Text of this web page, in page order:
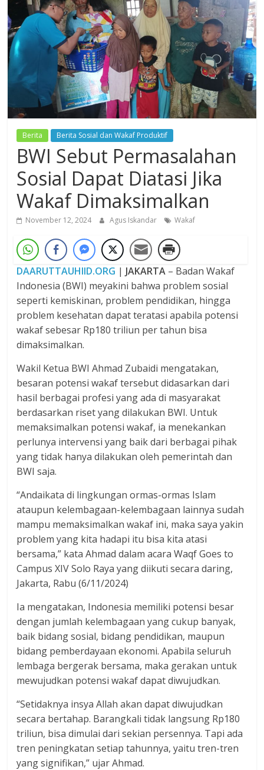
Dzikir,
Fikir,
Ikhtiar
Berita Berita Sosial dan Wakaf Produktif
BWI Sebut Permasalahan
Sosial Dapat Diatasi Jika
Wakaf Dimaksimalkan
November 12, 2024 Agus Iskandar Wakaf
DAARUTTAUHIID.ORG | JAKARTA – Badan Wakaf
Indonesia (BWI) meyakini bahwa problem sosial
seperti kemiskinan, problem pendidikan, hingga
problem kesehatan dapat teratasi apabila potensi
wakaf sebesar Rp180 triliun per tahun bisa
dimaksimalkan.
Wakil Ketua BWI Ahmad Zubaidi mengatakan,
besaran potensi wakaf tersebut didasarkan dari
hasil berbagai profesi yang ada di masyarakat
berdasarkan riset yang dilakukan BWI. Untuk
memaksimalkan potensi wakaf, ia menekankan
perlunya intervensi yang baik dari berbagai pihak
yang tidak hanya dilakukan oleh pemerintah dan
BWI saja.
“Andaikata di lingkungan ormas-ormas Islam
ataupun kelembagaan-kelembagaan lainnya sudah
mampu memaksimalkan wakaf ini, maka saya yakin
problem yang kita hadapi itu bisa kita atasi
bersama,” kata Ahmad dalam acara Waqf Goes to
Campus XIV Solo Raya yang diikuti secara daring,
Jakarta, Rabu (6/11/2024)
Ia mengatakan, Indonesia memiliki potensi besar
dengan jumlah kelembagaan yang cukup banyak,
baik bidang sosial, bidang pendidikan, maupun
bidang pemberdayaan ekonomi. Apabila seluruh
lembaga bergerak bersama, maka gerakan untuk
mewujudkan potensi wakaf dapat diwujudkan.
“Setidaknya insya Allah akan dapat diwujudkan
secara bertahap. Barangkali tidak langsung Rp180
triliun, bisa dimulai dari sekian persennya. Tapi ada
tren peningkatan setiap tahunnya, yaitu tren-tren
yang signifikan,” ujar Ahmad.